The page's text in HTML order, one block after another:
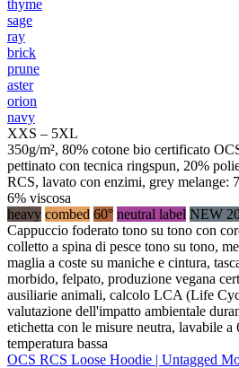
thyme
sage
ray
brick
prune
aster
orion
navy
XXS – 5XL
350g/m², 80% cotone bio certificato
pettinato con tecnica ringspun, 20%
RCS, lavato con enzimi, grey melange:
6% viscosa
heavy combed 60° neutral label NEW
Cappuccio foderato tono su tono con
colletto a spina di pesce tono su tono,
maglia a coste su maniche e cintura,
morbido, felpato, produzione vegana
ausiliarie animali, calcolo LCA (Life
valutazione dell'impatto ambientale
etichetta con le misure neutra, lavabile a
temperatura bassa
OCS RCS Loose Hoodie | Untagged